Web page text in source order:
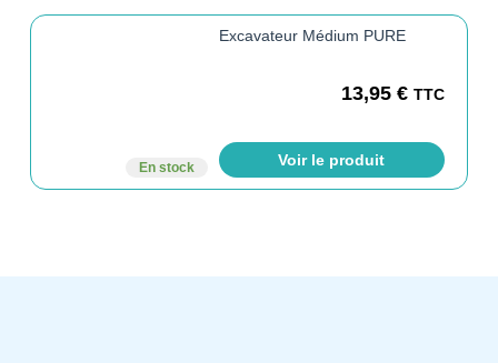
En stock
Excavateur Médium PURE
13,95€ TTC
Voir le produit